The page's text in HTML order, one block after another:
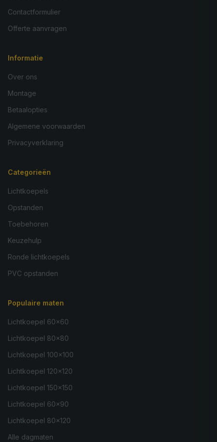
Contactformulier
Offerte aanvragen
Informatie
Over ons
Montage
Betaalopties
Algemene voorwaarden
Privacyverklaring
Categorieën
Lichtkoepels
Opstanden
Toebehoren
Keuzehulp
Ronde lichtkoepels
PVC opstanden
Populaire maten
Lichtkoepel 60×60
Lichtkoepel 80×80
Lichtkoepel 100×100
Lichtkoepel 120×120
Lichtkoepel 150×150
Lichtkoepel 60×90
Lichtkoepel 80×120
Alle dagmaten